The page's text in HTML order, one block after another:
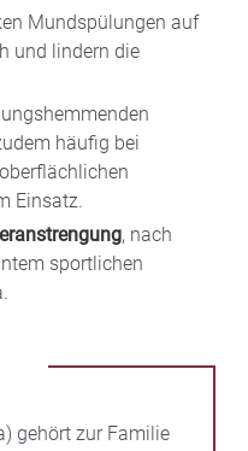
Mundspülungen auf
und lindern die
häufig bei
Einsatz.
, nach
sportlichen
gehört zur Familie